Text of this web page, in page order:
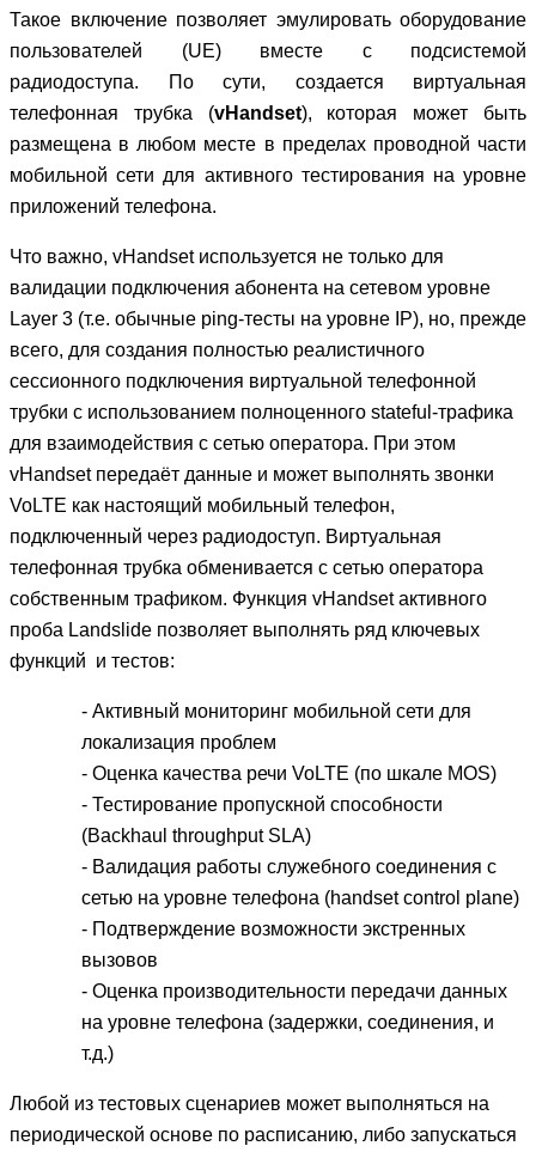
Такое включение позволяет эмулировать оборудование
пользователей (UE) вместе с подсистемой
радиодоступа. По сути, создается виртуальная
телефонная трубка (vHandset), которая может быть
размещена в любом месте в пределах проводной части
мобильной сети для активного тестирования на уровне
приложений телефона.
Что важно, vHandset используется не только для
валидации подключения абонента на сетевом уровне
Layer 3 (т.е. обычные ping-тесты на уровне IP), но, прежде
всего, для создания полностью реалистичного
сессионного подключения виртуальной телефонной
трубки с использованием полноценного stateful-трафика
для взаимодействия с сетью оператора. При этом
vHandset передаёт данные и может выполнять звонки
VoLTE как настоящий мобильный телефон,
подключенный через радиодоступ. Виртуальная
телефонная трубка обменивается с сетью оператора
собственным трафиком. Функция vHandset активного
проба Landslide позволяет выполнять ряд ключевых
функций и тестов:
- Активный мониторинг мобильной сети для
локализация проблем
- Оценка качества речи VoLTE (по шкале MOS)
- Тестирование пропускной способности
(Backhaul throughput SLA)
- Валидация работы служебного соединения с
сетью на уровне телефона (handset control plane)
- Подтверждение возможности экстренных
вызовов
- Оценка производительности передачи данных
на уровне телефона (задержки, соединения, и
т.д.)
Любой из тестовых сценариев может выполняться на
периодической основе по расписанию, либо запускаться